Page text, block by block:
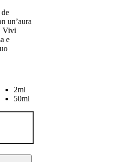
un’aura
Vivi
e
2ml
50ml